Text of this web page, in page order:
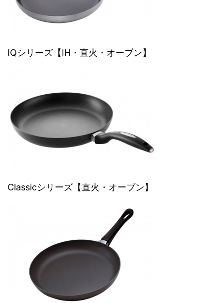
IQシリーズ【IH・直火・オーブン】
Classicシリーズ【直火・オーブン】